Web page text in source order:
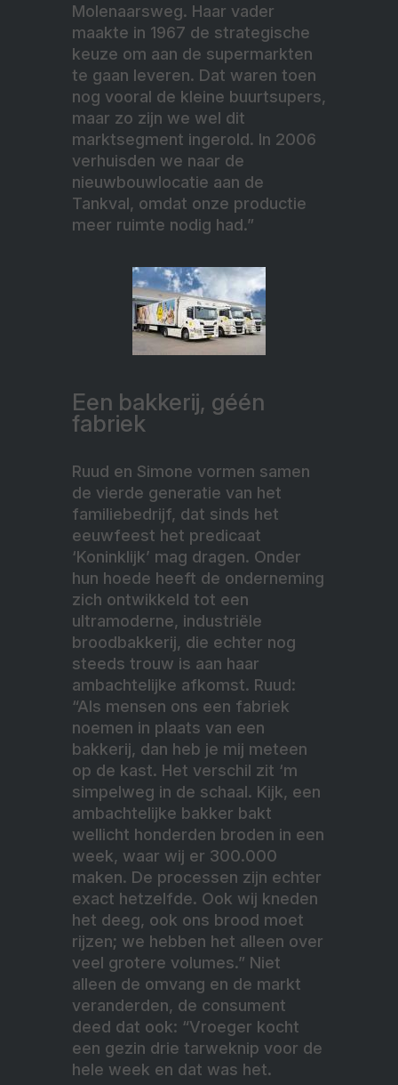
Molenaarsweg. Haar vader
maakte in 1967 de strategische
keuze om aan de supermarkten
te gaan leveren. Dat waren toen
nog vooral de kleine buurtsupers,
maar zo zijn we wel dit
marktsegment ingerold. In 2006
verhuisden we naar de
nieuwbouwlocatie aan de
Tankval, omdat onze productie
meer ruimte nodig had.”
Een bakkerij, géén
fabriek
Ruud en Simone vormen samen
de vierde generatie van het
familiebedrijf, dat sinds het
eeuwfeest het predicaat
‘Koninklijk’ mag dragen. Onder
hun hoede heeft de onderneming
zich ontwikkeld tot een
ultramoderne, industriële
broodbakkerij, die echter nog
steeds trouw is aan haar
ambachtelijke afkomst. Ruud:
“Als mensen ons een fabriek
noemen in plaats van een
bakkerij, dan heb je mij meteen
op de kast. Het verschil zit ‘m
simpelweg in de schaal. Kijk, een
ambachtelijke bakker bakt
wellicht honderden broden in een
week, waar wij er 300.000
maken. De processen zijn echter
exact hetzelfde. Ook wij kneden
het deeg, ook ons brood moet
rijzen; we hebben het alleen over
veel grotere volumes.” Niet
alleen de omvang en de markt
veranderden, de consument
deed dat ook: “Vroeger kocht
een gezin drie tarweknip voor de
hele week en dat was het.